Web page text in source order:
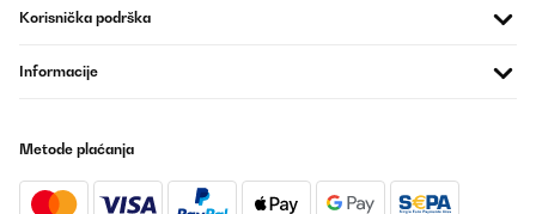
Korisnička podrška
Informacije
Metode plaćanja